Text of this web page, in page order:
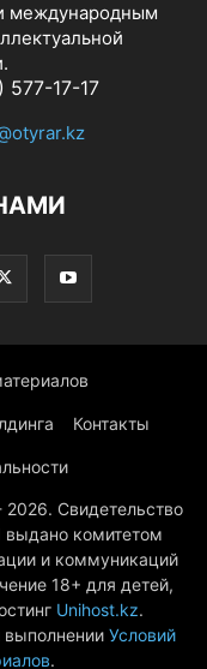
международным
17-17
Контакты
Свидетельство
комитетом
и коммуникаций
18+ для детей,
Unihost.kz.
выполнении Условий
.